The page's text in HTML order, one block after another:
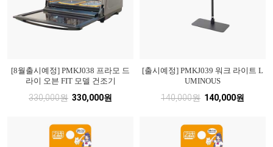
[8월출시예정] PMKJ038 프라모 드
라이 오븐 FIT 모델 건조기
330,000원 330,000원
[출시예정] PMKJ039 워크 라이트 L
UMINOUS
140,000원 140,000원